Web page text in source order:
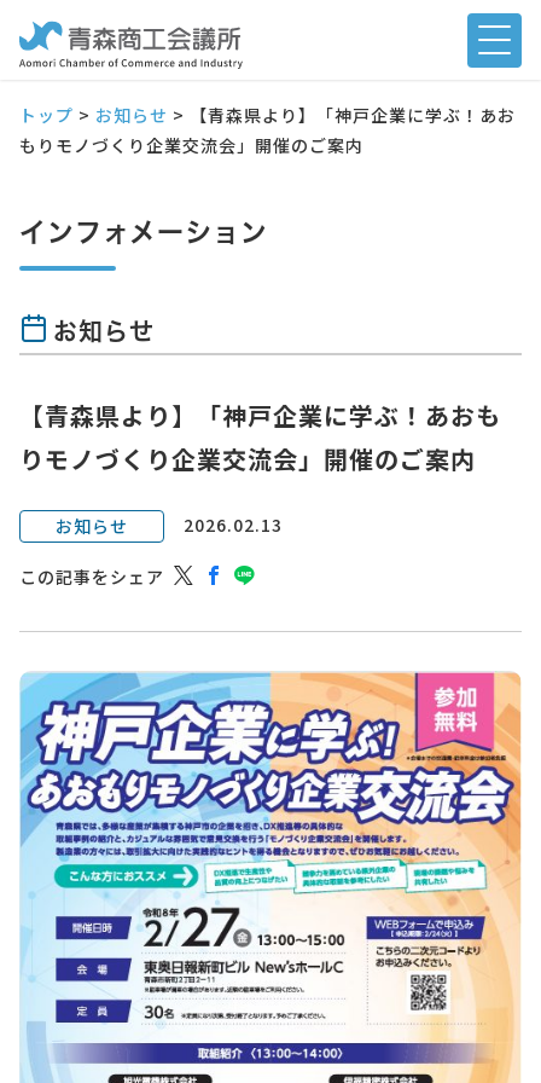
トップ > お知らせ >
【青森県より】「神戸企業に学ぶ！あお
もりモノづくり企業交流会」開催のご案内
インフォメーション
お知らせ
【青森県より】「神戸企業に学ぶ！あおも
りモノづくり企業交流会」開催のご案内
お知らせ 2026.02.13
この記事をシェア